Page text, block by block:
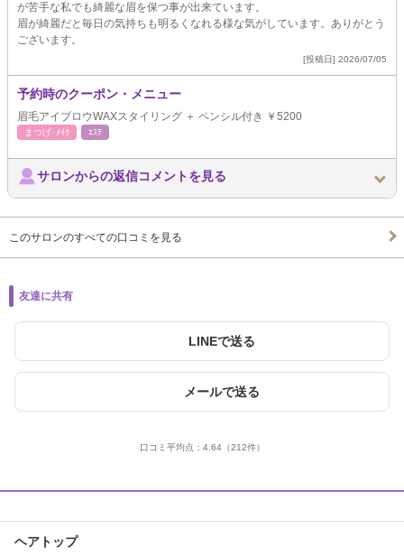
が苦手な私でも綺麗な眉を保つ事が出来ています。
眉が綺麗だと毎日の気持ちも明るくなれる様な気がしています。ありがとう
ございます。
[投稿日] 2026/07/05
予約時のクーポン・メニュー
眉毛アイブロウWAXスタイリング ＋ ペンシル付き ￥5200
まつげ･ﾒｲｸ ｴｽﾃ
サロンからの返信コメントを見る
このサロンのすべての口コミを見る
友達に共有
LINEで送る
メールで送る
口コミ平均点： 4.64（212件）
ヘアトップ